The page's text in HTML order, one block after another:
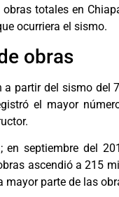
totales en
ocurriera el sismo.
obras
partir del sismo del
el mayor
septiembre del
ascendió a 215
parte de las